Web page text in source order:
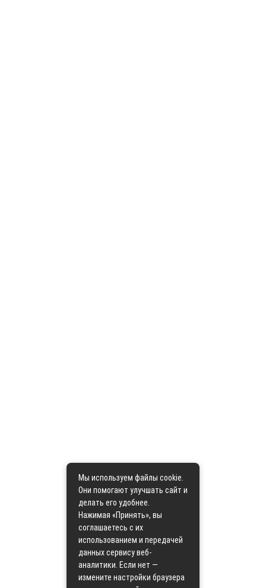
Мы используем файлы cookie.
Они помогают улучшать сайт и
делать его удобнее.
Нажимая «Принять», вы
соглашаетесь с их
использованием и передачей
данных сервису веб-
аналитики. Если нет —
измените настройки браузера